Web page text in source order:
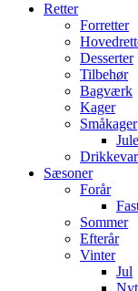
Retter
Forretter
Desserter
Tilbehør
Bagværk
Kager
Småkager
Sæsoner
Forår
Sommer
Efterår
Vinter
Jul